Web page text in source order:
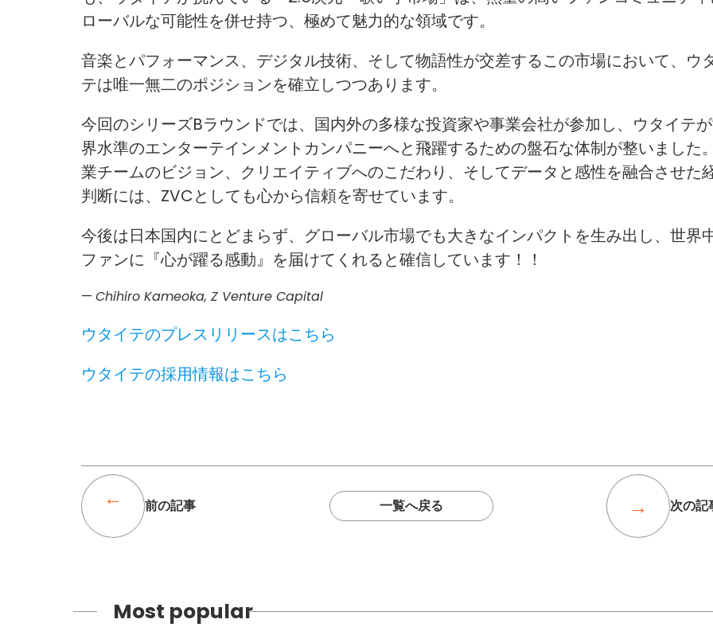
ローバルな可能性を併せ持つ、極めて魅力的な領域です。
音楽とパフォーマンス、デジタル技術、そして物語性が交差するこの市場において、ウ
テは唯一無二のポジションを確立しつつあります。
今回のシリーズBラウンドでは、国内外の多様な投資家や事業会社が参加し、ウタイテ
界水準のエンターテインメントカンパニーへと飛躍するための盤石な体制が整いました
業チームのビジョン、クリエイティブへのこだわり、そしてデータと感性を融合させた
判断には、ZVCとしても心から信頼を寄せています。
今後は日本国内にとどまらず、グローバル市場でも大きなインパクトを生み出し、世界
ファンに『心が躍る感動』を届けてくれると確信しています！！
— Chihiro Kameoka, Z Venture Capital
ウタイテのプレスリリースはこちら
ウタイテの採用情報はこちら
前の記事 一覧へ戻る 次の記
Most popular